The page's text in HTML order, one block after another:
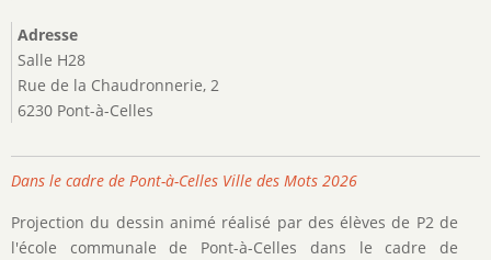
Adresse
Salle H28
Rue de la Chaudronnerie, 2
6230 Pont-à-Celles
Dans le cadre de Pont-à-Celles Ville des Mots 2026
Projection du dessin animé réalisé par des élèves de P2 de
l'école communale de Pont-à-Celles dans le cadre de